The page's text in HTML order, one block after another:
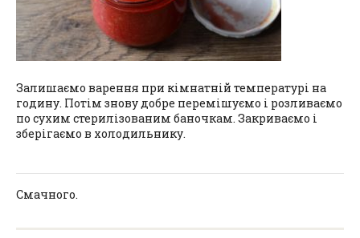
Залишаємо варення при кімнатній температурі на
годину. Потім знову добре перемішуємо і розливаємо
по сухим стерилізованим баночкам. Закриваємо і
зберігаємо в холодильнику.
Смачного.